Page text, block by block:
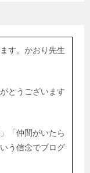
す。かおり先生
とうございます
「仲間がいたら
う信念でブログ